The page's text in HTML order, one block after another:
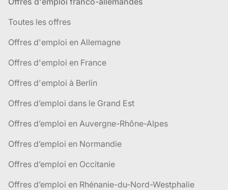
Toutes les offres
Offres d'emploi en Allemagne
Offres d'emploi en France
Offres d'emploi à Berlin
Offres d’emploi dans le Grand Est
Offres d’emploi en Auvergne-Rhône-Alpes
Offres d’emploi en Normandie
Offres d’emploi en Occitanie
Offres d’emploi en Rhénanie-du-Nord-Westphalie